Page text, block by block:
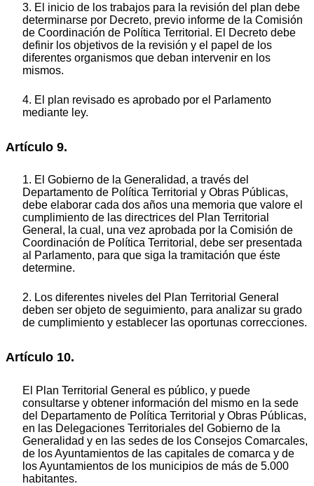
3. El inicio de los trabajos para la revisión del plan debe
determinarse por Decreto, previo informe de la Comisión
de Coordinación de Política Territorial. El Decreto debe
definir los objetivos de la revisión y el papel de los
diferentes organismos que deban intervenir en los
mismos.
4. El plan revisado es aprobado por el Parlamento
mediante ley.
Artículo 9.
1. El Gobierno de la Generalidad, a través del
Departamento de Política Territorial y Obras Públicas,
debe elaborar cada dos años una memoria que valore el
cumplimiento de las directrices del Plan Territorial
General, la cual, una vez aprobada por la Comisión de
Coordinación de Política Territorial, debe ser presentada
al Parlamento, para que siga la tramitación que éste
determine.
2. Los diferentes niveles del Plan Territorial General
deben ser objeto de seguimiento, para analizar su grado
de cumplimiento y establecer las oportunas correcciones.
Artículo 10.
El Plan Territorial General es público, y puede
consultarse y obtener información del mismo en la sede
del Departamento de Política Territorial y Obras Públicas,
en las Delegaciones Territoriales del Gobierno de la
Generalidad y en las sedes de los Consejos Comarcales,
de los Ayuntamientos de las capitales de comarca y de
los Ayuntamientos de los municipios de más de 5.000
habitantes.